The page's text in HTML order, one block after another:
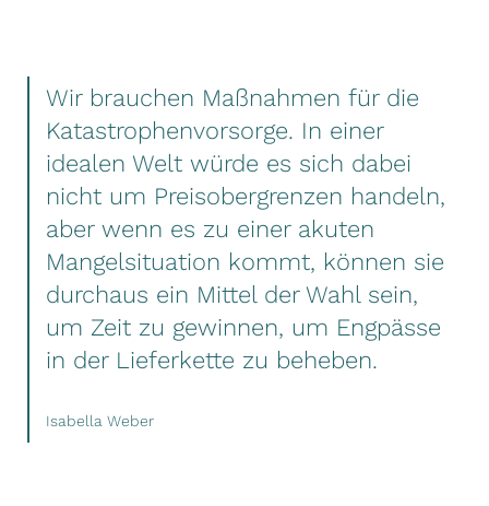
Wir brauchen Maßnahmen für die
Katastrophenvorsorge. In einer
idealen Welt würde es sich dabei
nicht um Preisobergrenzen handeln,
aber wenn es zu einer akuten
Mangelsituation kommt, können sie
durchaus ein Mittel der Wahl sein,
um Zeit zu gewinnen, um Engpässe
in der Lieferkette zu beheben.
Isabella Weber